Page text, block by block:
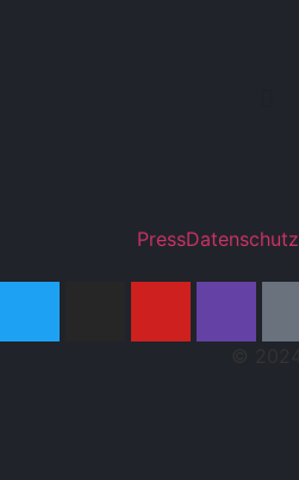
PressDatenschutz